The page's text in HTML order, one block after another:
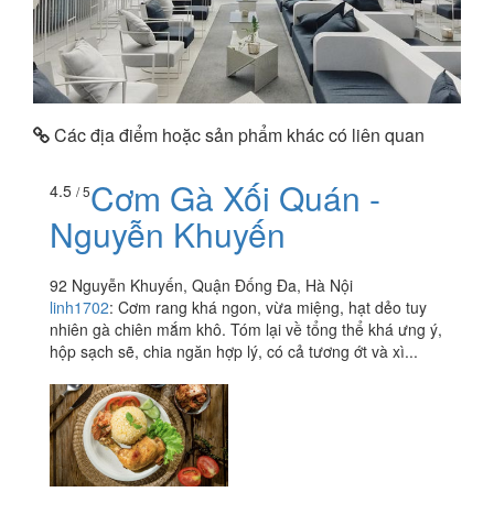
Các địa điểm hoặc sản phẩm khác có liên quan
4.5 / 5Cơm Gà Xối Quán -
Nguyễn Khuyến
92 Nguyễn Khuyến, Quận Đống Đa, Hà Nội
linh1702: Cơm rang khá ngon, vừa miệng, hạt dẻo tuy
nhiên gà chiên mắm khô. Tóm lại về tổng thể khá ưng ý,
hộp sạch sẽ, chia ngăn hợp lý, có cả tương ớt và xì...